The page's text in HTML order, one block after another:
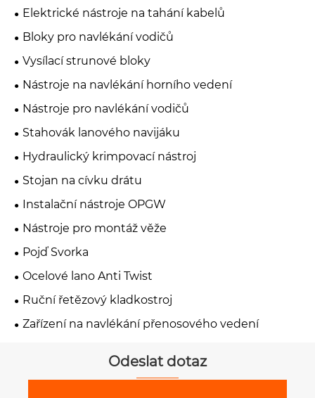
Elektrické nástroje na tahání kabelů
Bloky pro navlékání vodičů
Vysílací strunové bloky
Nástroje na navlékání horního vedení
Nástroje pro navlékání vodičů
Stahovák lanového navijáku
Hydraulický krimpovací nástroj
Stojan na cívku drátu
Instalační nástroje OPGW
Nástroje pro montáž věže
Pojď Svorka
Ocelové lano Anti Twist
Ruční řetězový kladkostroj
Zařízení na navlékání přenosového vedení
Odeslat dotaz